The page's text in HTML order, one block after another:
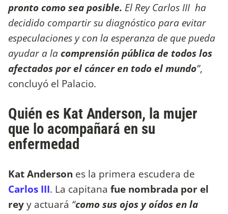
pronto como sea posible. El Rey Carlos III ha
decidido compartir su diagnóstico para evitar
especulaciones y con la esperanza de que pueda
ayudar a lacomprensión pública de todos los
afectados por el cáncer en todo el mundo”,
concluyó el Palacio.
Quién es Kat Anderson, la mujer
que lo acompañará en su
enfermedad
Kat Anderson es la primera escudera de
Carlos III. La capitana fue nombrada por el
reyy actuará “como sus ojos y oídos en la